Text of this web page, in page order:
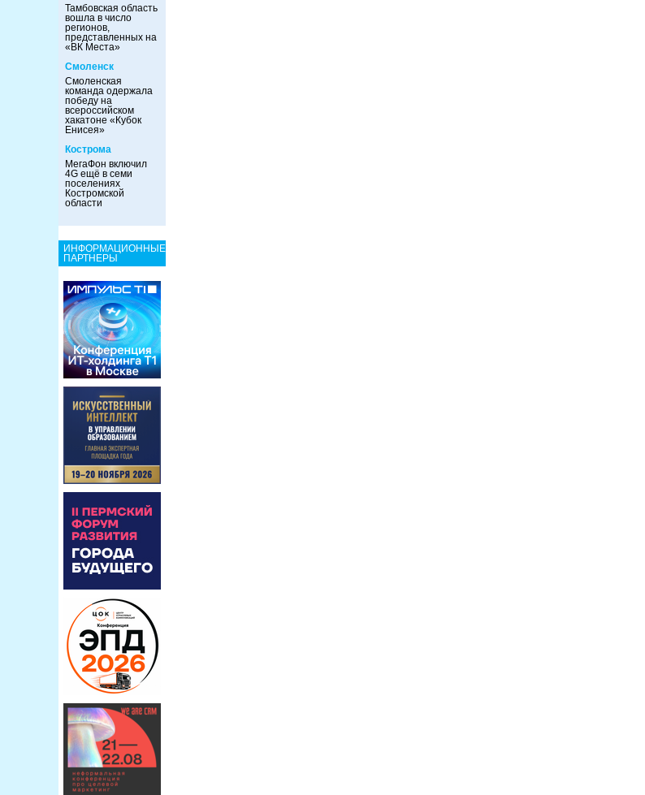
Тамбовская область
вошла в число
регионов,
представленных на
«ВК Места»
Смоленск
Смоленская
команда одержала
победу на
всероссийском
хакатоне «Кубок
Енисея»
Кострома
МегаФон включил
4G ещё в семи
поселениях
Костромской
области
ИНФОРМАЦИОННЫЕ
ПАРТНЕРЫ